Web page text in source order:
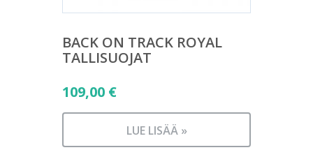
BACK ON TRACK ROYAL
TALLISUOJAT
109,00 €
LUE LISÄÄ »